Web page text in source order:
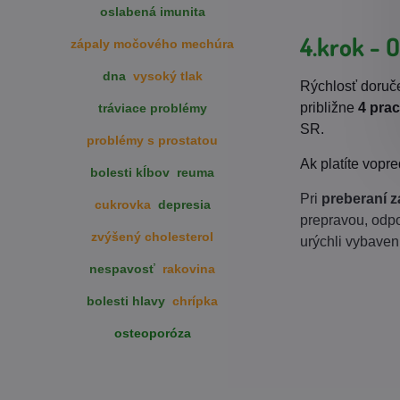
4.krok -
Rýchlosť
približne4
SR.
Ak platíte
Pri preberaní
prepravou,
urýchli
oslabená imunita
zápaly močového mechúra
dna vysoký tlak
tráviace problémy
problémy s prostatou
bolesti kĺbov reuma
cukrovka depresia
zvýšený cholesterol
nespavosť rakovina
bolesti hlavy chrípka
osteoporóza